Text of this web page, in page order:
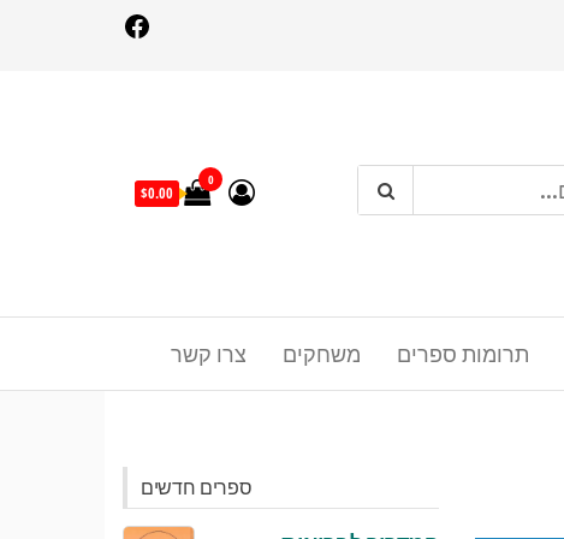
0
$0.00
צרו קשר משחקים תרומות ספרים
ספרים חדשים